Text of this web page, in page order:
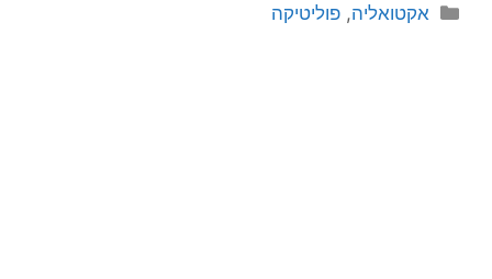
אקטואליה,פוליטיקה